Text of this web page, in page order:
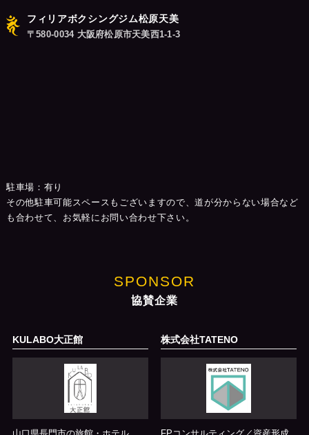
フィリアボクシングジム松原天美
〒580-0034 大阪府松原市天美西1-1-3
駐車場：有り
その他駐車可能スペースもございますので、道が分からない場合など
も合わせて、お気軽にお問い合わせ下さい。
SPONSOR
協賛企業
KULABO大正館 株式会社TATENO